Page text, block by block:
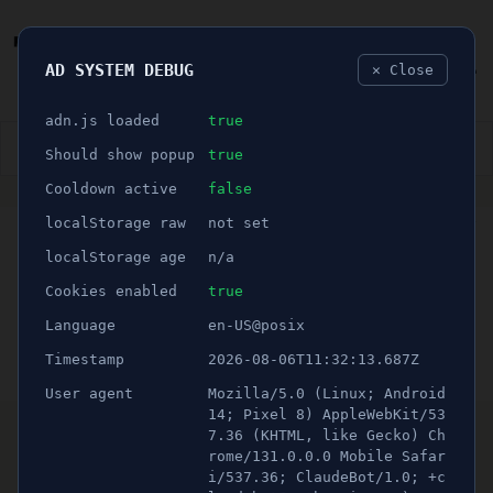
👮🏻‍♂️ BLÅLJUS ÅSIKTER SPORT
ANNONS
Årets studenter firas den
10 juni
Publicerad 3 maj 2021 02:00
Uppdaterad 16 juni 2026 23:31
Årets avslutningsceremoni för studenter
kommer att äga rum i Wendela
Hebbegymnasiets aula med mingel i
AD SYSTEM DEBUG ✕ Close
adn.js loaded true
Should show popup true
Cooldown active false
localStorage raw not set
localStorage age n/a
Cookies enabled true
Language en-US@posix
Timestamp 2026-08-06T11:32:13.687Z
User agent
Mozilla/5.0 (Linux; Android
14; Pixel 8) AppleWebKit/53
7.36 (KHTML, like Gecko) Ch
rome/131.0.0.0 Mobile Safar
i/537.36; ClaudeBot/1.0; +c